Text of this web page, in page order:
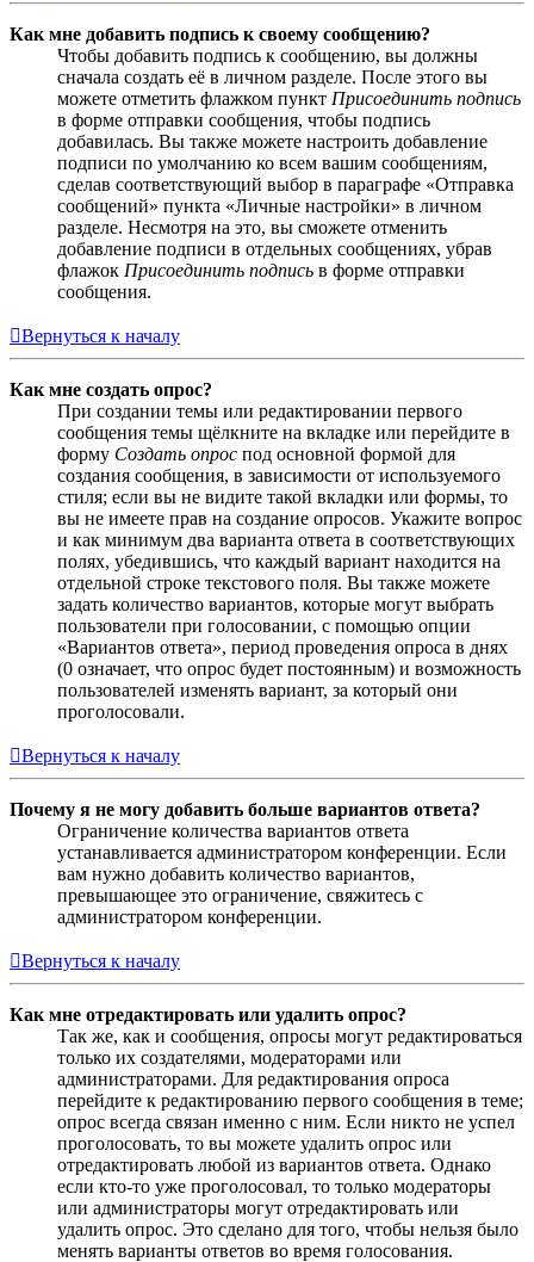
Как мне добавить подпись к своему сообщению?
Чтобы добавить подпись к сообщению, вы должны
сначала создать её в личном разделе. После этого вы
можете отметить флажком пункт Присоединить подпись
в форме отправки сообщения, чтобы подпись
добавилась. Вы также можете настроить добавление
подписи по умолчанию ко всем вашим сообщениям,
сделав соответствующий выбор в параграфе «Отправка
сообщений» пункта «Личные настройки» в личном
разделе. Несмотря на это, вы сможете отменить
добавление подписи в отдельных сообщениях, убрав
флажок Присоединить подпись в форме отправки
сообщения.
Вернуться к началу
Как мне создать опрос?
При создании темы или редактировании первого
сообщения темы щёлкните на вкладке или перейдите в
форму Создать опрос под основной формой для
создания сообщения, в зависимости от используемого
стиля; если вы не видите такой вкладки или формы, то
вы не имеете прав на создание опросов. Укажите вопрос
и как минимум два варианта ответа в соответствующих
полях, убедившись, что каждый вариант находится на
отдельной строке текстового поля. Вы также можете
задать количество вариантов, которые могут выбрать
пользователи при голосовании, с помощью опции
«Вариантов ответа», период проведения опроса в днях
(0 означает, что опрос будет постоянным) и возможность
пользователей изменять вариант, за который они
проголосовали.
Вернуться к началу
Почему я не могу добавить больше вариантов ответа?
Ограничение количества вариантов ответа
устанавливается администратором конференции. Если
вам нужно добавить количество вариантов,
превышающее это ограничение, свяжитесь с
администратором конференции.
Вернуться к началу
Как мне отредактировать или удалить опрос?
Так же, как и сообщения, опросы могут редактироваться
только их создателями, модераторами или
администраторами. Для редактирования опроса
перейдите к редактированию первого сообщения в теме;
опрос всегда связан именно с ним. Если никто не успел
проголосовать, то вы можете удалить опрос или
отредактировать любой из вариантов ответа. Однако
если кто-то уже проголосовал, то только модераторы
или администраторы могут отредактировать или
удалить опрос. Это сделано для того, чтобы нельзя было
менять варианты ответов во время голосования.